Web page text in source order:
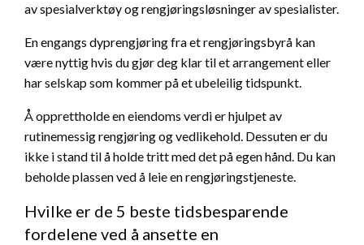
av spesialverktøy og rengjøringsløsninger av spesialister.
En engangs dyprengjøring fra et rengjøringsbyrå kan
være nyttig hvis du gjør deg klar til et arrangement eller
har selskap som kommer på et ubeleilig tidspunkt.
Å opprettholde en eiendoms verdi er hjulpet av
rutinemessig rengjøring og vedlikehold. Dessuten er du
ikke i stand til å holde tritt med det på egen hånd. Du kan
beholde plassen ved å leie en rengjøringstjeneste.
Hvilke er de 5 beste tidsbesparende
fordelene ved å ansette en